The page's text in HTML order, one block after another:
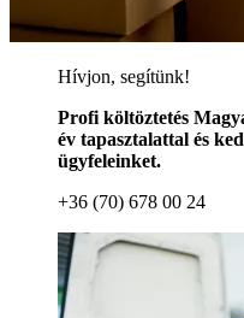
Hívjon, segítünk!
Profi költöztetés
év tapasztalattal és
ügyfeleinket.
+36 (70) 678 00 24